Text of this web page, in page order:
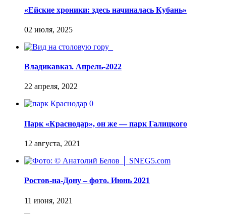
«Ейские хроники: здесь начиналась Кубань»
Владикавказ. Апрель-2022
Парк «Краснодар», он же — парк Галицкого
Ростов-на-Дону – фото. Июнь 2021